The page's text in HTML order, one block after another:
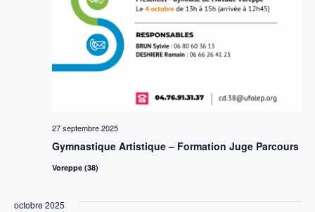
Gymnastique Artistique – Formation Juge Parcours
27 septembre 2025
Voreppe (38)
octobre 2025